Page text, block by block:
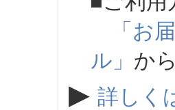
「お
ル」 か
▶ 詳しく